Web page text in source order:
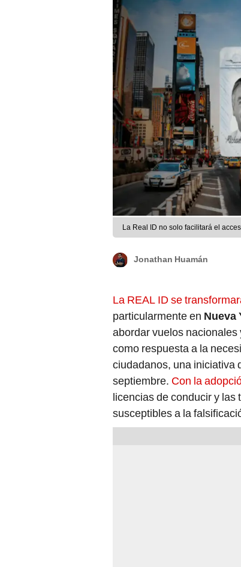
La Real ID no solo facilitará el
Jonathan Huamán
La REAL ID se
particularmente en Nueva
abordar vuelos
como respuesta a la
ciudadanos, una iniciativa
septiembre. Con la
licencias de conducir y
susceptibles a la